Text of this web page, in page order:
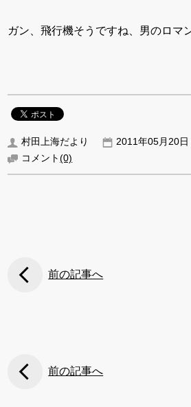
ガン、飛行機そうですね、男のロマ
村田上海だより
2011年05月20
コメント(0)
前の記事へ
前の記事へ